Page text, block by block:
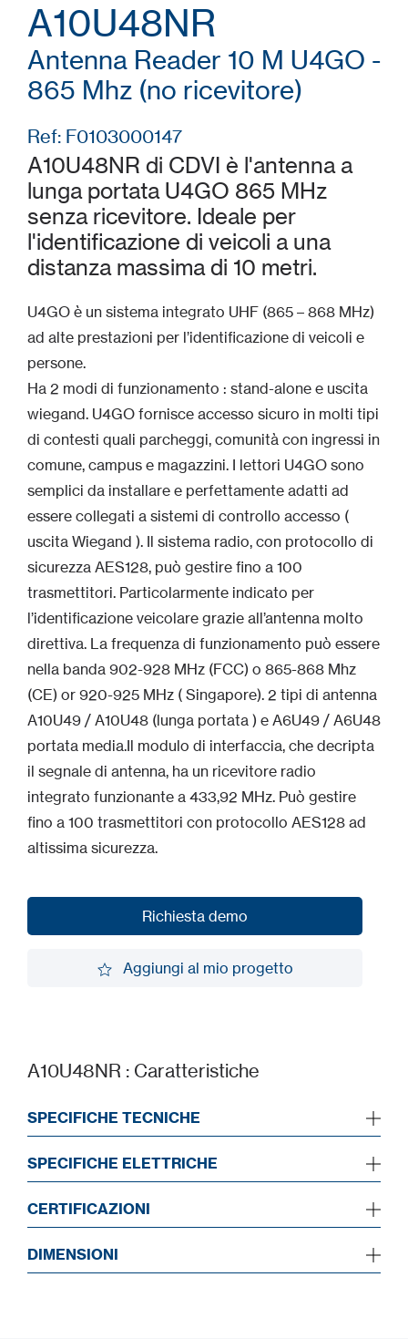
A10U48NR
Antenna Reader 10 M U4GO -
865 Mhz (no ricevitore)
Ref: F0103000147
A10U48NR di CDVI è l'antenna a
lunga portata U4GO 865 MHz
senza ricevitore. Ideale per
l'identificazione di veicoli a una
distanza massima di 10 metri.
U4GO è un sistema integrato UHF (865 – 868 MHz)
ad alte prestazioni per l’identificazione di veicoli e
persone.
Ha 2 modi di funzionamento : stand-alone e uscita
wiegand. U4GO fornisce accesso sicuro in molti tipi
di contesti quali parcheggi, comunità con ingressi in
comune, campus e magazzini. I lettori U4GO sono
semplici da installare e perfettamente adatti ad
essere collegati a sistemi di controllo accesso (
uscita Wiegand ). Il sistema radio, con protocollo di
sicurezza AES128, può gestire fino a 100
trasmettitori. Particolarmente indicato per
l’identificazione veicolare grazie all’antenna molto
direttiva. La frequenza di funzionamento può essere
nella banda 902-928 MHz (FCC) o 865-868 Mhz
(CE) or 920-925 MHz ( Singapore). 2 tipi di antenna
A10U49 / A10U48 (lunga portata ) e A6U49 / A6U48
portata media.Il modulo di interfaccia, che decripta
il segnale di antenna, ha un ricevitore radio
integrato funzionante a 433,92 MHz. Può gestire
fino a 100 trasmettitori con protocollo AES128 ad
altissima sicurezza.
Richiesta demo
Aggiungi al mio progetto
A10U48NR : Caratteristiche
SPECIFICHE TECNICHE
SPECIFICHE ELETTRICHE
CERTIFICAZIONI
DIMENSIONI